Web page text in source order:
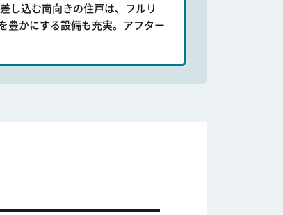
し込む南向きの住戸は、フルリ
豊かにする設備も充実。アフター